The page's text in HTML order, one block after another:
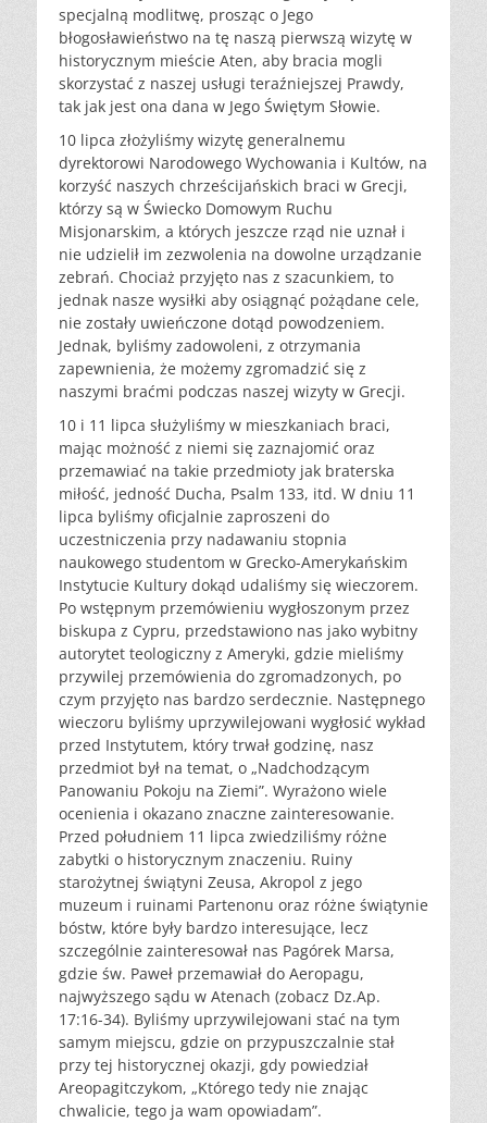
specjalną modlitwę, prosząc o Jego
błogosławieństwo na tę naszą pierwszą wizytę w
historycznym mieście Aten, aby bracia mogli
skorzystać z naszej usługi teraźniejszej Prawdy,
tak jak jest ona dana w Jego Świętym Słowie.
10 lipca złożyliśmy wizytę generalnemu
dyrektorowi Narodowego Wychowania i Kultów, na
korzyść naszych chrześcijańskich braci w Grecji,
którzy są w Świecko Domowym Ruchu
Misjonarskim, a których jeszcze rząd nie uznał i
nie udzielił im zezwolenia na dowolne urządzanie
zebrań. Chociaż przyjęto nas z szacunkiem, to
jednak nasze wysiłki aby osiągnąć pożądane cele,
nie zostały uwieńczone dotąd powodzeniem.
Jednak, byliśmy zadowoleni, z otrzymania
zapewnienia, że możemy zgromadzić się z
naszymi braćmi podczas naszej wizyty w Grecji.
10 i 11 lipca służyliśmy w mieszkaniach braci,
mając możność z niemi się zaznajomić oraz
przemawiać na takie przedmioty jak braterska
miłość, jedność Ducha, Psalm 133, itd. W dniu 11
lipca byliśmy oficjalnie zaproszeni do
uczestniczenia przy nadawaniu stopnia
naukowego studentom w Grecko-Amerykańskim
Instytucie Kultury dokąd udaliśmy się wieczorem.
Po wstępnym przemówieniu wygłoszonym przez
biskupa z Cypru, przedstawiono nas jako wybitny
autorytet teologiczny z Ameryki, gdzie mieliśmy
przywilej przemówienia do zgromadzonych, po
czym przyjęto nas bardzo serdecznie. Następnego
wieczoru byliśmy uprzywilejowani wygłosić wykład
przed Instytutem, który trwał godzinę, nasz
przedmiot był na temat, o „Nadchodzącym
Panowaniu Pokoju na Ziemi”. Wyrażono wiele
ocenienia i okazano znaczne zainteresowanie.
Przed południem 11 lipca zwiedziliśmy różne
zabytki o historycznym znaczeniu. Ruiny
starożytnej świątyni Zeusa, Akropol z jego
muzeum i ruinami Partenonu oraz różne świątynie
bóstw, które były bardzo interesujące, lecz
szczególnie zainteresował nas Pagórek Marsa,
gdzie św. Paweł przemawiał do Aeropagu,
najwyższego sądu w Atenach (zobacz Dz.Ap.
17:16-34). Byliśmy uprzywilejowani stać na tym
samym miejscu, gdzie on przypuszczalnie stał
przy tej historycznej okazji, gdy powiedział
Areopagitczykom, „Którego tedy nie znając
chwalicie, tego ja wam opowiadam”.